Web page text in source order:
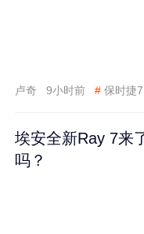
卢奇 9小时前 # 保时捷
埃安全新Ray 7来
吗？